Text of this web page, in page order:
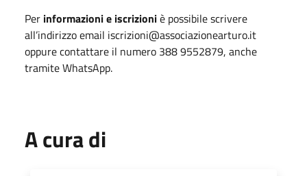
Per informazioni e iscrizioniè possibile scrivere
all’indirizzo email iscrizioni@associazionearturo.it
oppure contattare il numero 388 9552879, anche
tramite WhatsApp.
A cura di